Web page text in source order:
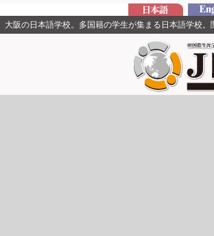
大阪の日本語学校。多国籍の学生が集まる日本語学校